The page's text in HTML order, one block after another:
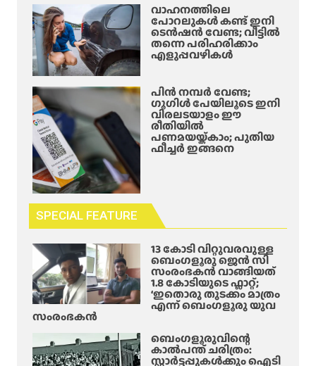
വാഹനത്തിലെ
പോറലുകൾ കണ്ട് ഇനി
ടെൻഷൻ വേണ്ട; വീട്ടിൽ
തന്നെ പരിഹരിക്കാം
എളുപ്പവഴികൾ
പിൻ നമ്പർ വേണ്ട;
ഗൂഗിൾ പേയിലൂടെ ഇനി
വിരലടയാളം ഈ
രീതിയിൽ
പണമയയ്ക്കാം; പുതിയ
ഫീച്ചർ ഇങ്ങനെ
SPECIAL FEATURE
13 കോടി വിറ്റുവരവുള്ള
ബെംഗളൂരു ജെൻ സി
സംരംഭകൻ വാങ്ങിയത്
1.8 കോടിയുടെ ഫ്ലാറ്റ്;
‘ഇതൊരു തുടക്കം മാത്രം
എന്ന് ബെംഗളൂരു യുവ
സംരംഭകൻ
ബെംഗളൂരുവിന്റെ
കാൽപന്ത് ചരിത്രം:
സ്റ്റാർട്ടപ്പുകൾക്കും ഐടി